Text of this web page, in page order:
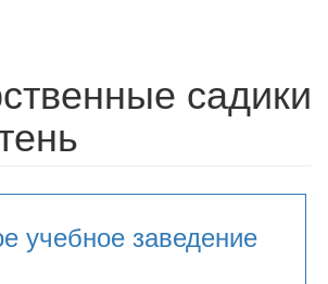
садики
учебное заведение